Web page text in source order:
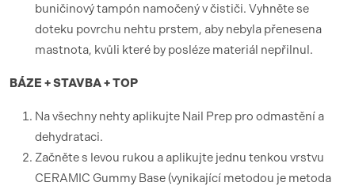
buničinový tampón namočený v čističi. Vyhněte se
doteku povrchu nehtu prstem, aby nebyla přenesena
mastnota, kvůli které by posléze materiál nepřilnul.
BÁZE + STAVBA + TOP
Na všechny nehty aplikujte Nail Prep pro odmastění a
dehydrataci.
Začněte s levou rukou a aplikujte jednu tenkou vrstvu
CERAMIC Gummy Base (vynikající metodou je metoda